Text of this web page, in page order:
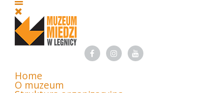
Home
O muzeum